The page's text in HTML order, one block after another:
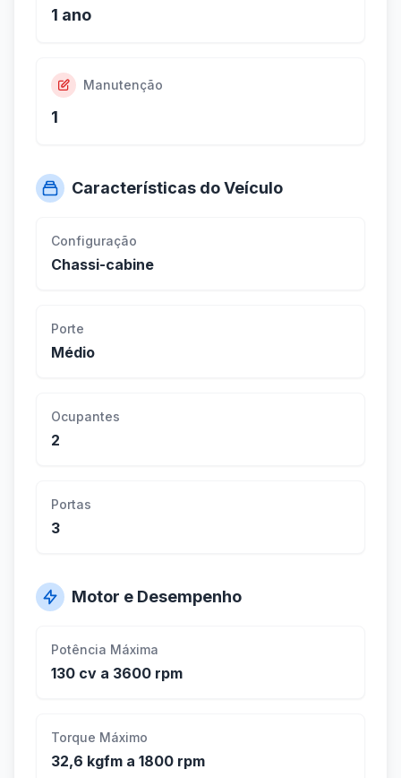
1 ano
Manutenção
1
Características do Veículo
Configuração
Chassi-cabine
Porte
Médio
Ocupantes
2
Portas
3
Motor e Desempenho
Potência Máxima
130 cv a 3600 rpm
Torque Máximo
32,6 kgfm a 1800 rpm